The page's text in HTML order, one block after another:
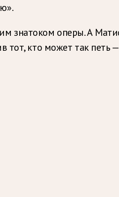
знатоком оперы. А
тот, кто может так петь —